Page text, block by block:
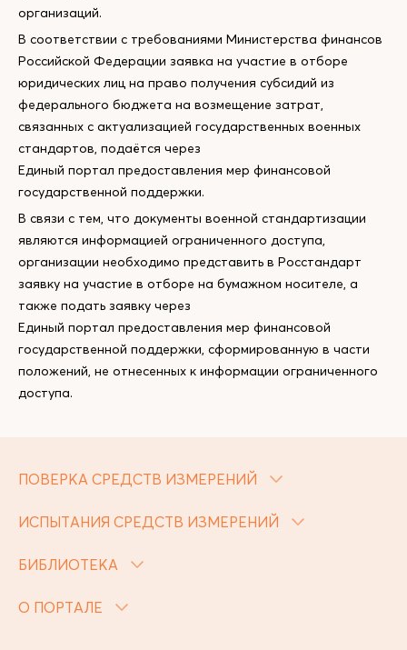
организаций.
В соответствии с требованиями Министерства финансов
Российской Федерации заявка на участие в отборе
юридических лиц на право получения субсидий из
федерального бюджета на возмещение затрат,
связанных с актуализацией государственных военных
стандартов, подаётся через
Единый портал предоставления мер финансовой
государственной поддержки.
В связи с тем, что документы военной стандартизации
являются информацией ограниченного доступа,
организации необходимо представить в Росстандарт
заявку на участие в отборе на бумажном носителе, а
также подать заявку через
Единый портал предоставления мер финансовой
государственной поддержки, сформированную в части
положений, не отнесенных к информации ограниченного
доступа.
ПОВЕРКА СРЕДСТВ ИЗМЕРЕНИЙ
ИСПЫТАНИЯ СРЕДСТВ ИЗМЕРЕНИЙ
БИБЛИОТЕКА
О ПОРТАЛЕ